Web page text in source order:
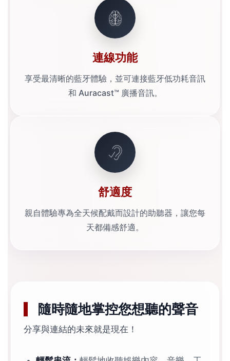
連線功能
享受最清晰的藍牙體驗，並可連接藍牙低功耗音訊
和 Auracast™ 廣播音訊。
舒適度
親自體驗專為全天候配戴而設計的助聽器，讓您每
天都備感舒適。
隨時隨地掌控您想聽的聲音
分享與連結的未來就是現在！